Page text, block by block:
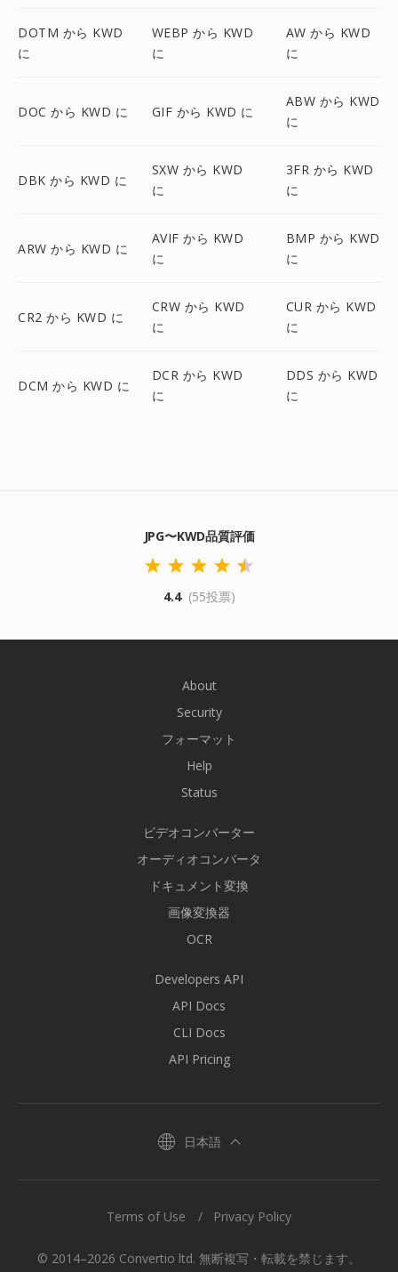
DOTM から KWD
に
WEBP から KWD
に
AW から KWD
に
DOC から KWD に GIF から KWD に
ABW から KWD
に
DBK から KWD に
SXW から KWD
に
3FR から KWD
に
ARW から KWD に
AVIF から KWD
に
BMP から KWD
に
CR2 から KWD に
CRW から KWD
に
CUR から KWD
に
DCM から KWD に
DCR から KWD
に
DDS から KWD
に
JPG〜KWD品質評価
4.4 (55投票)
About
Security
フォーマット
Help
Status
ビデオコンバーター
オーディオコンバータ
ドキュメント変換
画像変換器
OCR
Developers API
API Docs
CLI Docs
API Pricing
日本語
© 2014–2026 Convertio ltd. 無断複写・転載を禁じます。
Terms of Use Privacy Policy